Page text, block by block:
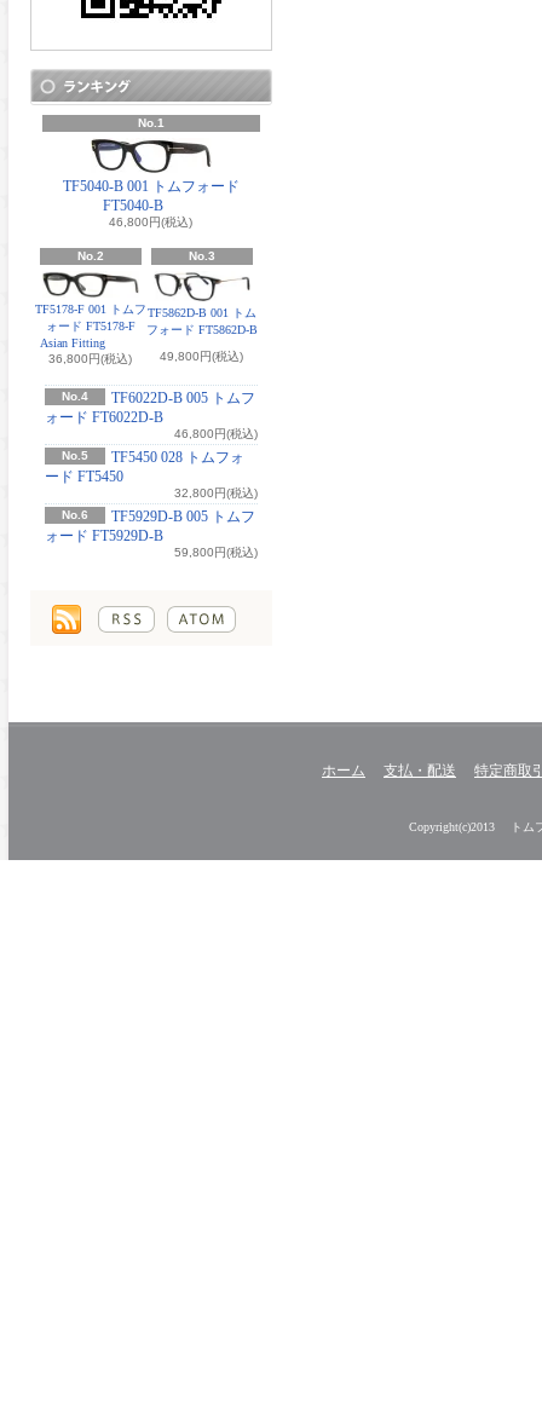
No.1
TF5040-B 001 トムフォード
FT5040-B
46,800円(税込)
No.2
TF5178-F 001 トムフ
ォード FT5178-F
Asian Fitting
36,800円(税込)
No.3
TF5862D-B 001 トム
フォード FT5862D-B
49,800円(税込)
No.4
TF6022D-B 005 トムフ
ォード FT6022D-B
46,800円(税込)
No.5
TF5450 028 トムフォ
ード FT5450
32,800円(税込)
No.6
TF5929D-B 005 トムフ
ォード FT5929D-B
59,800円(税込)
ホーム 支払・配送 特定商取
Copyright(c)2013 トム